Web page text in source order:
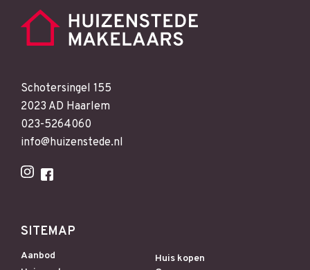
Schotersingel 155
2023 AD Haarlem
023-5264060
info@huizenstede.nl
SITEMAP
Aanbod
Huis kopen